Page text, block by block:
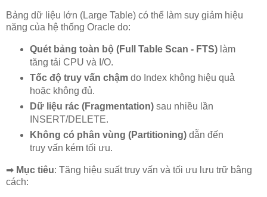
Bảng dữ liệu lớn (Large Table) có thể làm suy giảm hiệu
năng của hệ thống Oracle do:
Quét bảng toàn bộ (Full Table Scan - FTS)làm
tăng tải CPU và I/O.
Tốc độ truy vấn chậmdo Index không hiệu quả
hoặc không đủ.
Dữ liệu rác (Fragmentation)sau nhiều lần
INSERT/DELETE.
Không có phân vùng (Partitioning)dẫn đến
truy vấn kém tối ưu.
➡ Mục tiêu: Tăng hiệu suất truy vấn và tối ưu lưu trữ bằng
cách: